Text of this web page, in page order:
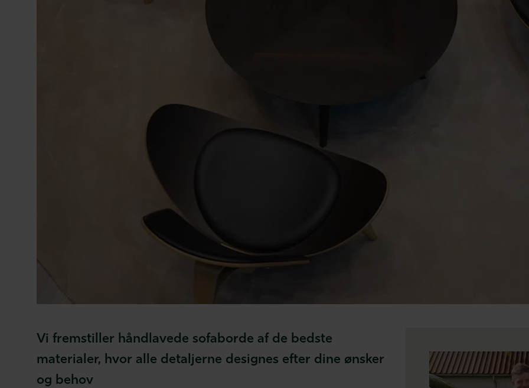
Vi fremstiller håndlavede sofaborde af de bedste
materialer, hvor alle detaljerne designes efter dine ønsker
og behov